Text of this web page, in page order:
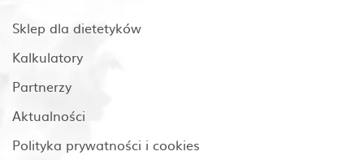
Sklep dla dietetyków
Kalkulatory
Partnerzy
Aktualności
Polityka prywatności i cookies